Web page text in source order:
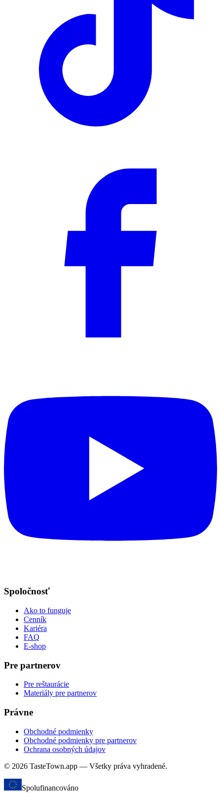
Spoločnosť
Ako to funguje
Cenník
Kariéra
FAQ
E-shop
Pre partnerov
Pre reštaurácie
Materiály pre partnerov
Právne
Obchodné podmienky
Obchodné podmienky pre partnerov
Ochrana osobných údajov
© 2026 TasteTown.app — Všetky práva vyhradené.
Spolufinancováno